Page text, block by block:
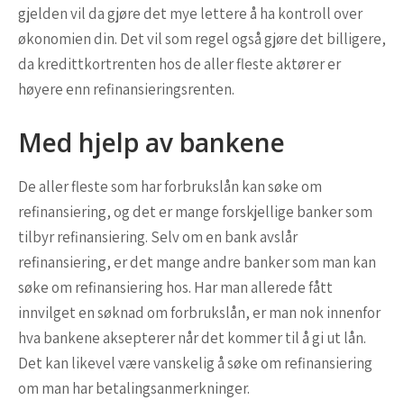
gjelden vil da gjøre det mye lettere å ha kontroll over
økonomien din. Det vil som regel også gjøre det billigere,
da kredittkortrenten hos de aller fleste aktører er
høyere enn refinansieringsrenten.
Med hjelp av bankene
De aller fleste som har forbrukslån kan søke om
refinansiering, og det er mange forskjellige banker som
tilbyr refinansiering. Selv om en bank avslår
refinansiering, er det mange andre banker som man kan
søke om refinansiering hos. Har man allerede fått
innvilget en søknad om forbrukslån, er man nok innenfor
hva bankene aksepterer når det kommer til å gi ut lån.
Det kan likevel være vanskelig å søke om refinansiering
om man har betalingsanmerkninger.